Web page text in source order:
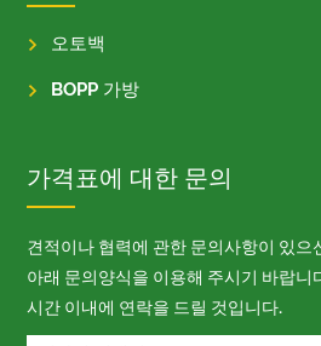
오토백
BOPP 가방
가격표에 대한 문의
견적이나 협력에 관한 문의사항이 있으
아래 문의양식을 이용해 주시기 바랍니
시간 이내에 연락을 드릴 것입니다.